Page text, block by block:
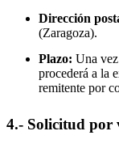
Dirección
(Zaragoza).
Plazo: Una
procederá a la
remitente por
4.- Solicitud por